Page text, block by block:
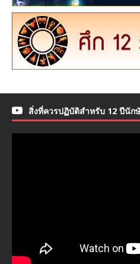
สิ่งที่ควรปฏิบัติสำหรับ 12 ปีนัก